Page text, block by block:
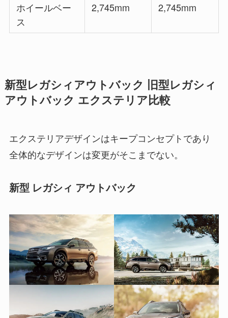
ホイールベー
ス
2,745mm 2,745mm
新型レガシィアウトバック 旧型レガシィ
アウトバック エクステリア比較
エクステリアデザインはキープコンセプトであり
全体的なデザインは変更がそこまでない。
新型 レガシィ アウトバック